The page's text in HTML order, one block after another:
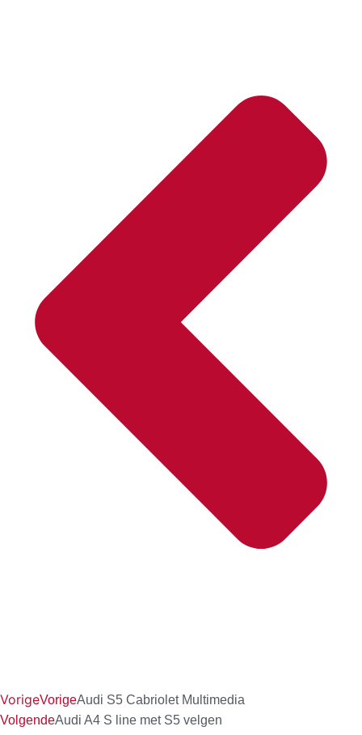
VorigeVorigeAudi S5 Cabriolet Multimedia
VolgendeAudi A4 S line met S5 velgen